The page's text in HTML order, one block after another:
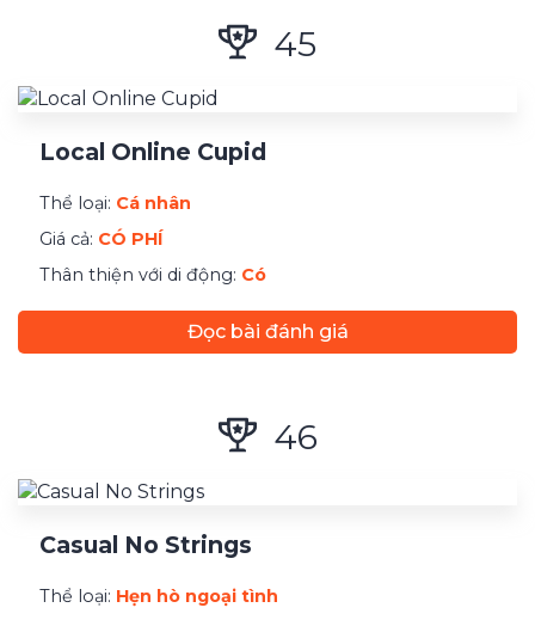
45
Local Online Cupid
Thể loại: Cá nhân
Giá cả: CÓ PHÍ
Thân thiện với di động: Có
Đọc bài đánh giá
46
Casual No Strings
Thể loại: Hẹn hò ngoại tình